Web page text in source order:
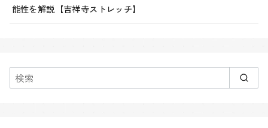
能性を解説【吉祥寺ストレッチ】